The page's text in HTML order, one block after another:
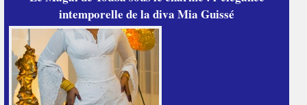
intemporelle de la diva Mia Guissé